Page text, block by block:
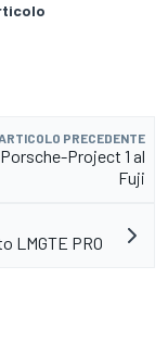
PRECEDENTE
Project 1 al
Fuji
LMGTE PRO